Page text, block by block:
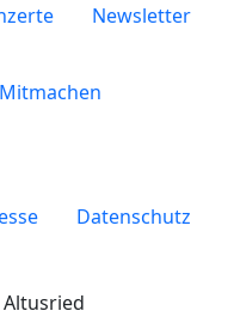
Newsletter
Mitmachen
Datenschutz